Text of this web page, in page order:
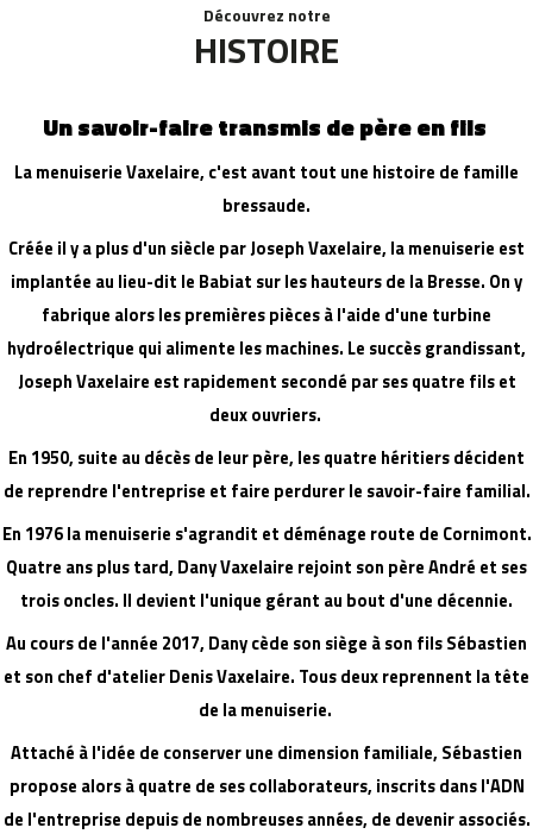
Découvrez notre
HISTOIRE
Un savoir-faire transmis de père en fils
La menuiserie Vaxelaire, c'est avant tout une histoire de famille
bressaude.
Créée il y a plus d'un siècle par Joseph Vaxelaire, la menuiserie est
implantée au lieu-dit le Babiat sur les hauteurs de la Bresse. On y
fabrique alors les premières pièces à l'aide d'une turbine
hydroélectrique qui alimente les machines. Le succès grandissant,
Joseph Vaxelaire est rapidement secondé par ses quatre fils et
deux ouvriers.
En 1950, suite au décès de leur père, les quatre héritiers décident
de reprendre l'entreprise et faire perdurer le savoir-faire familial.
En 1976 la menuiserie s'agrandit et déménage route de Cornimont.
Quatre ans plus tard, Dany Vaxelaire rejoint son père André et ses
trois oncles. Il devient l'unique gérant au bout d'une décennie.
Au cours de l'année 2017, Dany cède son siège à son fils Sébastien
et son chef d'atelier Denis Vaxelaire. Tous deux reprennent la tête
de la menuiserie.
Attaché à l'idée de conserver une dimension familiale, Sébastien
propose alors à quatre de ses collaborateurs, inscrits dans l'ADN
de l'entreprise depuis de nombreuses années, de devenir associés.